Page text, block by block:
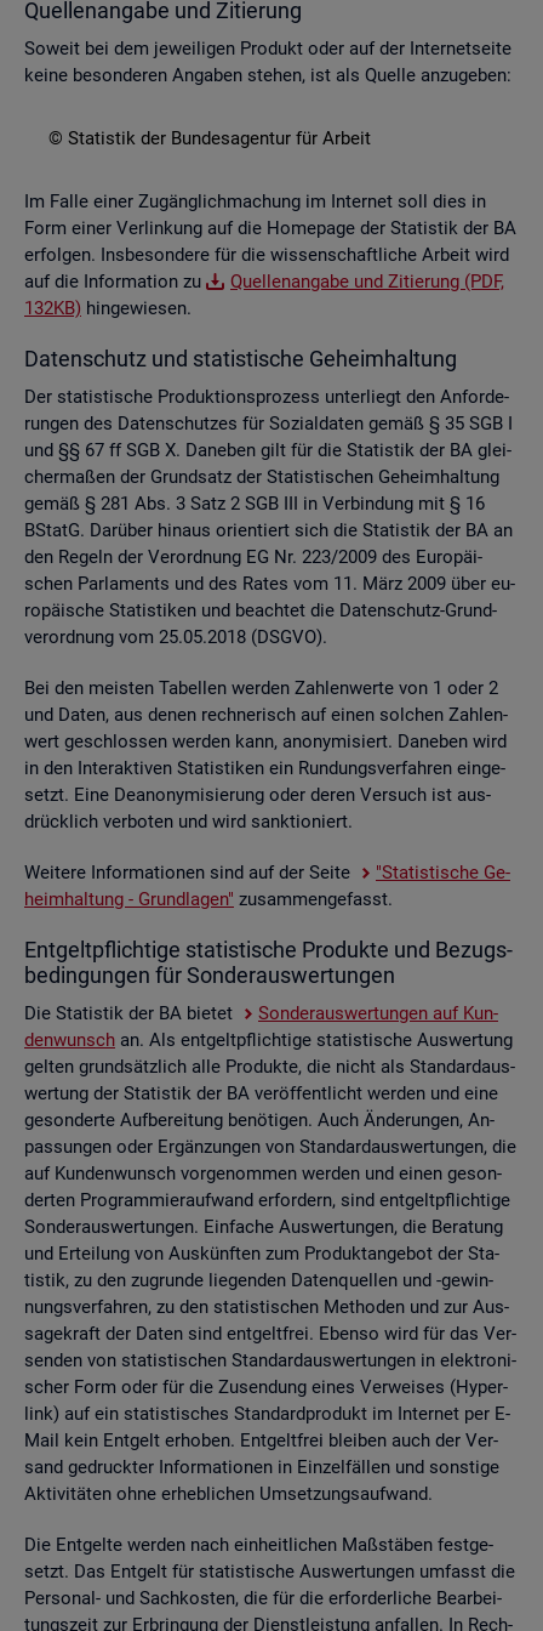
Quel­len­an­ga­be und Zi­tie­rung
So­weit bei dem je­wei­li­gen Pro­dukt oder auf der In­ter­net­sei­te
keine be­son­de­ren An­ga­ben ste­hen, ist als Quel­le an­zu­ge­ben:
© Sta­tis­tik der Bun­des­agen­tur für Ar­beit
Im Falle einer Zu­gäng­lich­ma­chung im In­ter­net soll dies in
Form einer Ver­lin­kung auf die Home­page der Sta­tis­tik der BA
er­fol­gen. Ins­be­son­de­re für die wis­sen­schaft­li­che Ar­beit wird
auf die In­for­ma­ti­on zu
Quel­len­an­ga­be und Zi­tie­rung (PDF,
132KB) hin­ge­wie­sen.
Da­ten­schutz und sta­tis­ti­sche Ge­heim­hal­tung
Der sta­tis­ti­sche Pro­duk­ti­ons­pro­zess un­ter­liegt den An­for­de­
run­gen des Da­ten­schut­zes für So­zi­al­da­ten gemäß § 35 SGB I
und §§ 67 ff SGB X. Da­ne­ben gilt für die Sta­tis­tik der BA glei­
cher­ma­ßen der Grund­satz der Sta­tis­ti­schen Ge­heim­hal­tung
gemäß § 281 Abs. 3 Satz 2 SGB III in Ver­bin­dung mit § 16
BStatG. Dar­über hin­aus ori­en­tiert sich die Sta­tis­tik der BA an
den Re­geln der Ver­ord­nung EG Nr. 223/2009 des Eu­ro­päi­
schen Par­la­ments und des Rates vom 11. März 2009 über eu­
ro­päi­sche Sta­tis­ti­ken und be­ach­tet die Da­ten­schutz-Grund­
ver­ord­nung vom 25.05.2018 (DSGVO).
Bei den meis­ten Ta­bel­len wer­den Zah­len­wer­te von 1 oder 2
und Daten, aus denen rech­ne­risch auf einen sol­chen Zah­len­
wert ge­schlos­sen wer­den kann, an­ony­mi­siert. Da­ne­ben wird
in den In­ter­ak­ti­ven Sta­tis­ti­ken ein Run­dungs­ver­fah­ren ein­ge­
setzt. Eine De­an­ony­mi­sie­rung oder deren Ver­such ist aus­
drück­lich ver­bo­ten und wird sank­tio­niert.
Wei­te­re In­for­ma­tio­nen sind auf der Seite
"Sta­tis­ti­sche Ge­
heim­hal­tung - Grund­la­gen" zu­sam­men­ge­fasst.
Ent­gelt­pflich­ti­ge sta­tis­ti­sche Pro­duk­te und Be­zugs­
be­din­gun­gen für Son­der­aus­wer­tun­gen
Die Sta­tis­tik der BA bie­tet
Son­der­aus­wer­tun­gen auf Kun­
den­wunsch an. Als ent­gelt­pflich­ti­ge sta­tis­ti­sche Aus­wer­tung
gel­ten grund­sätz­lich alle Pro­duk­te, die nicht als Stan­dard­aus­
wer­tung der Sta­tis­tik der BA ver­öf­fent­licht wer­den und eine
ge­son­der­te Auf­be­rei­tung be­nö­ti­gen. Auch Än­de­run­gen, An­
pas­sun­gen oder Er­gän­zun­gen von Stan­dard­aus­wer­tun­gen, die
auf Kun­den­wunsch vor­ge­nom­men wer­den und einen ge­son­
der­ten Pro­gram­mier­auf­wand er­for­dern, sind ent­gelt­pflich­ti­ge
Son­der­aus­wer­tun­gen. Ein­fa­che Aus­wer­tun­gen, die Be­ra­tung
und Er­tei­lung von Aus­künf­ten zum Pro­dukt­an­ge­bot der Sta­
tis­tik, zu den zu­grun­de lie­gen­den Da­ten­quel­len und -ge­win­
nungs­ver­fah­ren, zu den sta­tis­ti­schen Me­tho­den und zur Aus­
sa­ge­kraft der Daten sind ent­gelt­frei. Eben­so wird für das Ver­
sen­den von sta­tis­ti­schen Stan­dard­aus­wer­tun­gen in elek­tro­ni­
scher Form oder für die Zu­sen­dung eines Ver­wei­ses (Hy­per­
link) auf ein sta­tis­ti­sches Stan­dard­pro­dukt im In­ter­net per E-
Mail kein Ent­gelt er­ho­ben. Ent­gelt­frei blei­ben auch der Ver­
sand ge­druck­ter In­for­ma­tio­nen in Ein­zel­fäl­len und sons­ti­ge
Ak­ti­vi­tä­ten ohne er­heb­li­chen Um­set­zungs­auf­wand.
Die Ent­gel­te wer­den nach ein­heit­li­chen Maß­stä­ben fest­ge­
setzt. Das Ent­gelt für sta­tis­ti­sche Aus­wer­tun­gen um­fasst die
Per­so­nal- und Sach­kos­ten, die für die er­for­der­li­che Be­ar­bei­
tungs­zeit zur Er­brin­gung der Dienst­leis­tung an­fal­len. In Rech­